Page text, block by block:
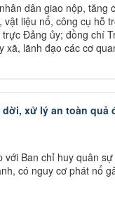
dân giao nộp, tăng
liệu nổ, công cụ hỗ
Đảng ủy; đồng chí
xã, lãnh đạo các cơ
xử lý an toàn quả
với Ban chỉ huy quân
có nguy cơ phát nổ